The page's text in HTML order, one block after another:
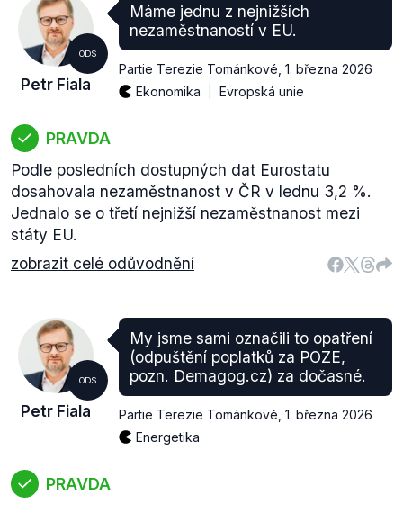
ODS
Petr Fiala
Máme jednu z nejnižších
nezaměstnaností v EU.
Partie Terezie Tománkové 1. března 2026
Ekonomika
Evropská unie
PRAVDA
Podle posledních dostupných dat Eurostatu
dosahovala nezaměstnanost v ČR v lednu 3,2 %.
Jednalo se o třetí nejnižší nezaměstnanost mezi
státy EU.
zobrazit celé odůvodnění
ODS
Petr Fiala
My jsme sami označili to opatření
(odpuštění poplatků za POZE,
pozn. Demagog.cz) za dočasné.
Partie Terezie Tománkové 1. března 2026
Energetika
PRAVDA